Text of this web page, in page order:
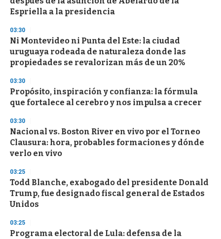
Espriella a la presidencia
03:30
Ni Montevideo ni Punta del Este: la ciudad
uruguaya rodeada de naturaleza donde las
propiedades se revalorizan más de un 20%
03:30
Propósito, inspiración y confianza: la fórmula
que fortalece al cerebro y nos impulsa a crecer
03:30
Nacional vs. Boston River en vivo por el Torneo
Clausura: hora, probables formaciones y dónde
verlo en vivo
03:25
Todd Blanche, exabogado del presidente Donald
Trump, fue designado fiscal general de Estados
Unidos
03:25
Programa electoral de Lula: defensa de la